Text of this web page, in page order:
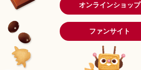
オンラインショップ
ファンサイト